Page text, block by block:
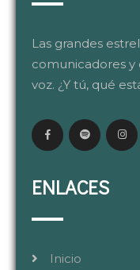
Las grandes
comunicadores y
voz. ¿Y tú, qué
ENLACES
Inicio